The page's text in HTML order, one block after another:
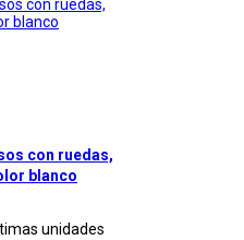
con ruedas,
blanco
unidades